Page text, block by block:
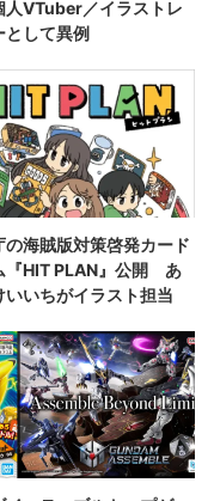
VTuber／イラストレ
として異例
の海賊版対策啓発カード
『HIT PLAN』公開 あ
いいちがイラスト担当